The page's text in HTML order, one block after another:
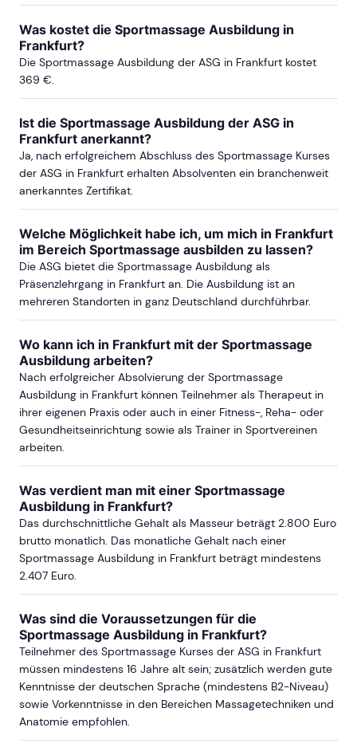
ab Sa, 19. Juni 2027
ab Sa, 18. September 2027
mehr Termine in Stuttgart anzeigen
KÖLN
ab Sa, 31. Oktober 2026
ab Sa, 27. Februar 2027
ab Sa, 9. Oktober 2027
Was kostet die Sportmassage Ausbildung in
Frankfurt?
Die Sportmassage Ausbildung der ASG in Frankfurt kostet
369 €.
Ist die Sportmassage Ausbildung der ASG in
Frankfurt anerkannt?
Ja, nach erfolgreichem Abschluss des Sportmassage Kurses
der ASG in Frankfurt erhalten Absolventen ein branchenweit
anerkanntes Zertifikat.
Welche Möglichkeit habe ich, um mich in Frankfurt
im Bereich Sportmassage ausbilden zu lassen?
Die ASG bietet die Sportmassage Ausbildung als
Präsenzlehrgang in Frankfurt an. Die Ausbildung ist an
mehreren Standorten in ganz Deutschland durchführbar.
Wo kann ich in Frankfurt mit der Sportmassage
Ausbildung arbeiten?
Nach erfolgreicher Absolvierung der Sportmassage
Ausbildung in Frankfurt können Teilnehmer als Therapeut in
ihrer eigenen Praxis oder auch in einer Fitness-, Reha- oder
Gesundheitseinrichtung sowie als Trainer in Sportvereinen
arbeiten.
Was verdient man mit einer Sportmassage
Ausbildung in Frankfurt?
Das durchschnittliche Gehalt als Masseur beträgt 2.800 Euro
brutto monatlich. Das monatliche Gehalt nach einer
Sportmassage Ausbildung in Frankfurt beträgt mindestens
2.407 Euro.
Was sind die Voraussetzungen für die
Sportmassage Ausbildung in Frankfurt?
Teilnehmer des Sportmassage Kurses der ASG in Frankfurt
müssen mindestens 16 Jahre alt sein; zusätzlich werden gute
Kenntnisse der deutschen Sprache (mindestens B2-Niveau)
sowie Vorkenntnisse in den Bereichen Massagetechniken und
Anatomie empfohlen.